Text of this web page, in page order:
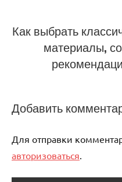
Как выбрать
материалы,
Добавить
Для отправки
авторизоваться.